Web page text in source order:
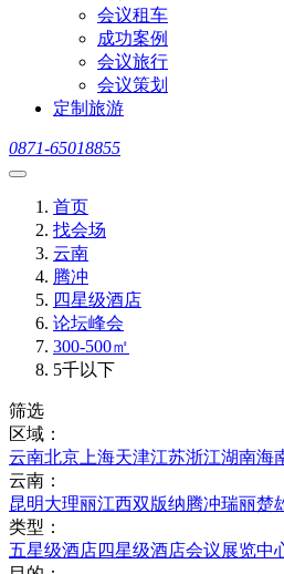
会议租车
成功案例
会议旅行
会议策划
定制旅游
0871-65018855
首页
找会场
云南
腾冲
四星级酒店
论坛峰会
300-500㎡
5千以下
筛选
区域：
云南北京 上海天津江苏浙江湖南海
云南：
昆明大理丽江西双版纳腾冲瑞丽楚
类型：
五星级酒店四星级酒店会议展览中